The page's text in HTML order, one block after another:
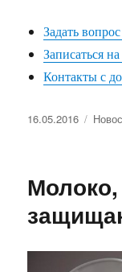
Задать
Записаться
Контакты с
Оприлюднено
16.05.2016